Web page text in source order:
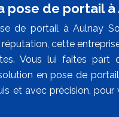
de portail à
de portail à Aulnay
cette
Vous lui faites part
en pose de
et avec précision,